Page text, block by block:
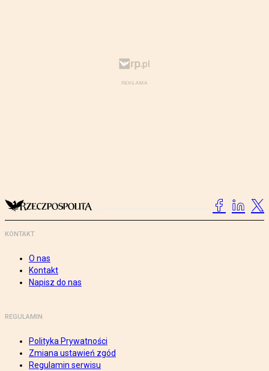
KONTAKT
O nas
Kontakt
Napisz do nas
REGULAMIN
Polityka Prywatności
Zmiana ustawień zgód
Regulamin serwisu